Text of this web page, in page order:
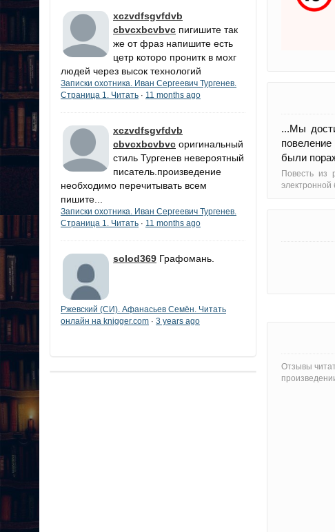
xczvdfsgvfdvb
cbvcxbcvbvc пигишите так
же от фраз напишите есть
цетр которо пронитк в мохг
людей через высок технологий
Записки охотника. Иван Сергеевич Тургенев.
Страница 1. Читать · 11 months ago
xczvdfsgvfdvb
cbvcxbcvbvc оригинальный
стиль Тургенев невероятный
писатель.произведение
необходимо перечитывать всем
пишите...
Записки охотника. Иван Сергеевич Тургенев.
Страница 1. Читать · 11 months ago
solod369 Графомань.
Ржевский (СИ). Афанасьев Семён. Читать
онлайн на knigger.com · 3 years ago
...Мы
были
Повесть из
электронной
Отзывы